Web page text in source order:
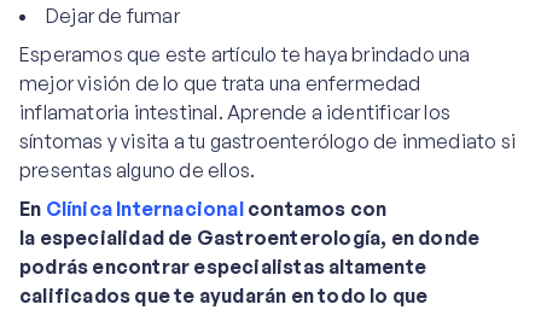
Dejar de fumar
Esperamos que este artículo te haya brindado una
mejor visión de lo que trata una enfermedad
inflamatoria intestinal. Aprende a identificar los
síntomas y visita a tu gastroenterólogo de inmediato si
presentas alguno de ellos.
En Clínica Internacionalcontamos con
la especialidad de Gastroenterología, en donde
podrás encontrar especialistas altamente
calificados que te ayudarán en todo lo que